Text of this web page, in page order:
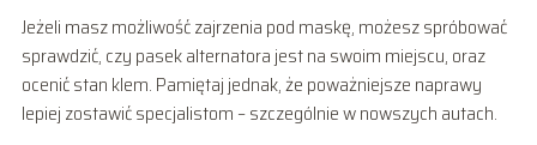
Jeżeli masz możliwość zajrzenia pod maskę, możesz spróbować
sprawdzić, czy pasek alternatora jest na swoim miejscu, oraz
ocenić stan klem. Pamiętaj jednak, że poważniejsze naprawy
lepiej zostawić specjalistom – szczególnie w nowszych autach.